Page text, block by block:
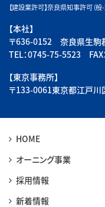
【建設業許可】奈良県知事許可（
【本社】
〒636-0152 奈良県生駒
TEL：0745-75-5523 FAX
【東京事務所】
〒133-0061東京都江戸
HOME
オーニング事業
採用情報
新着情報